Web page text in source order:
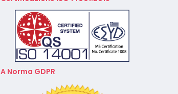
Febbraio 2026
A Norma GDPR